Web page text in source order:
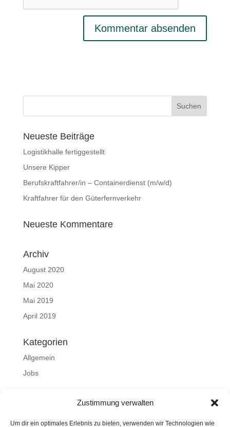
Zustimmung verwalten
Um dir ein optimales Erlebnis zu bieten, verwenden wir Technologien wie
Neueste Beiträge
Logistikhalle fertiggestellt
Unsere Kipper
Berufskraftfahrer/in – Containerdienst (m/w/d)
Kraftfahrer für den Güterfernverkehr
Neueste Kommentare
Archiv
August 2020
Mai 2020
Mai 2019
April 2019
Kategorien
Allgemein
Jobs